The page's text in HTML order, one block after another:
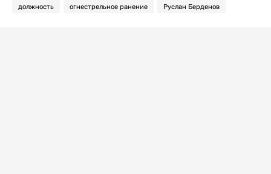
должность огнестрельное ранение Руслан Берденов